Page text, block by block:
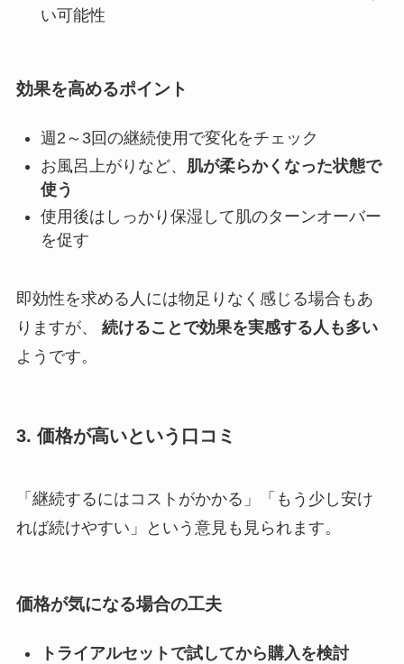
い可能性
効果を高めるポイント
週2～3回の継続使用で変化をチェック
お風呂上がりなど、
肌が柔らかくなった状態で
使う
使用後はしっかり保湿して肌のターンオーバー
を促す
即効性を求める人には物足りなく感じる場合もあ
りますが、 続けることで効果を実感する人も多い
ようです。
3. 価格が高いという口コミ
「継続するにはコストがかかる」「もう少し安け
れば続けやすい」という意見も見られます。
価格が気になる場合の工夫
トライアルセットで試してから購入を検討